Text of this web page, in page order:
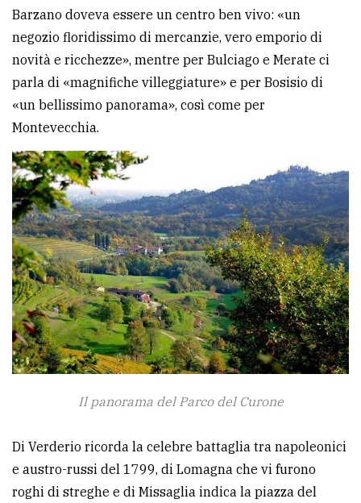
Barzano doveva essere un centro ben vivo: «un
negozio floridissimo di mercanzie, vero emporio di
novità e ricchezze», mentre per Bulciago e Merate ci
parla di «magnifiche villeggiature» e per Bosisio di
«un bellissimo panorama», così come per
Montevecchia.
Il panorama del Parco del Curone
Di Verderio ricorda la celebre battaglia tra napoleonici
e austro-russi del 1799, di Lomagna che vi furono
roghi di streghe e di Missaglia indica la piazza del